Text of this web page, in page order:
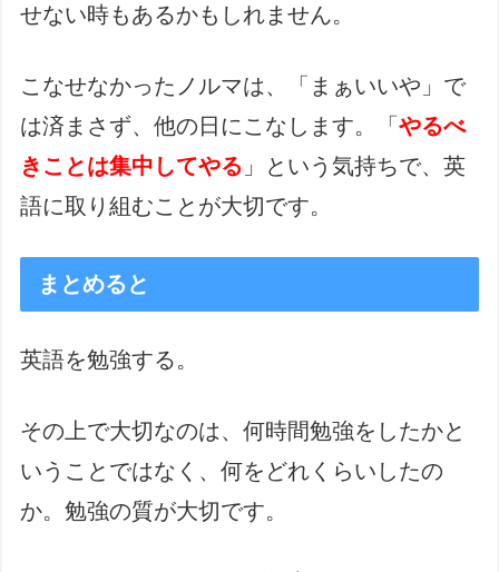
せない時もあるかもしれません。
こなせなかったノルマは、「まぁいいや」で
は済まさず、他の日にこなします。「やるべ
きことは集中してやる 」という気持ちで、英
語に取り組むことが大切です。
まとめると
英語を勉強する。
その上で大切なのは、何時間勉強をしたかと
いうことではなく、何をどれくらいしたの
か。勉強の質が大切です。